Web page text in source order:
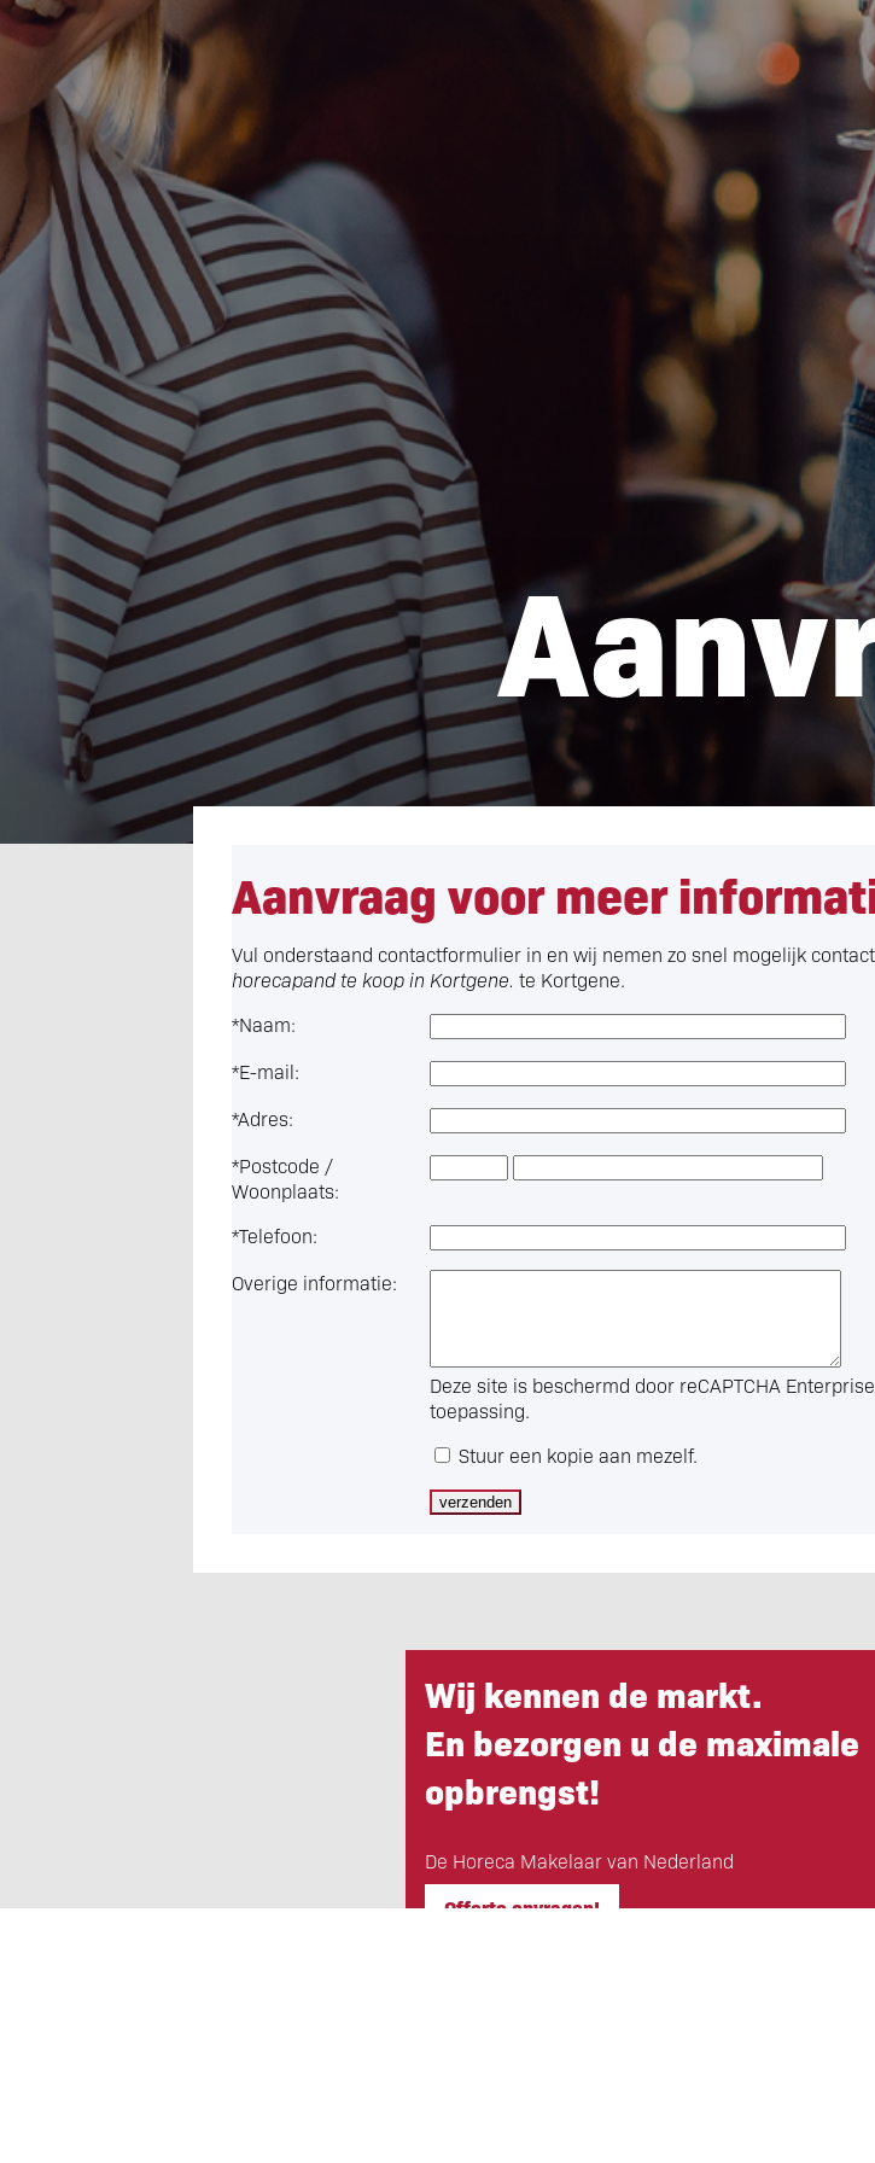
Aanvraag voor meer
Vul onderstaand contactformulier in en wij nemen zo snel mogelijk
horecapand te koop in Kortgene. te Kortgene.
*Naam:
*E-mail:
*Adres:
*Postcode /
Woonplaats:
*Telefoon:
Overige informatie:
Deze site is beschermd door reCAPTCHA
toepassing.
Stuur een kopie aan mezelf.
Wij kennen de markt.
En bezorgen u de maximale
opbrengst!
De Horeca Makelaar van Nederland
Offerte opvragen!